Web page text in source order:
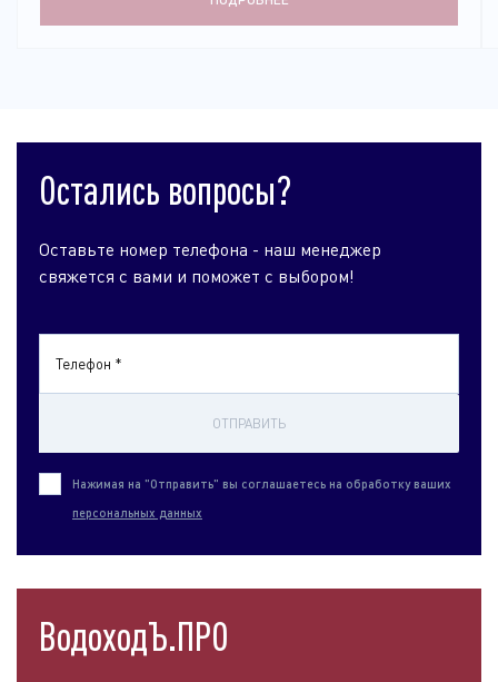
Остались вопросы?
Оставьте номер телефона - наш менеджер
свяжется с вами и поможет с выбором!
Телефон *
ОТПРАВИТЬ
Нажимая на "Отправить" вы соглашаетесь на обработку ваших
персональных данных
ВодоходЪ.ПРО